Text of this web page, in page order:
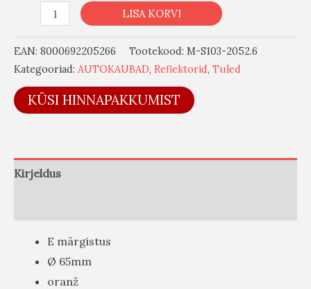
LISA KORVI
EAN: 8000692205266 Tootekood: M-S103-2052.6
Kategooriad: AUTOKAUBAD, Reflektorid, Tuled
KÜSI HINNAPAKKUMIST
Kirjeldus
E märgistus
Ø 65mm
oranž